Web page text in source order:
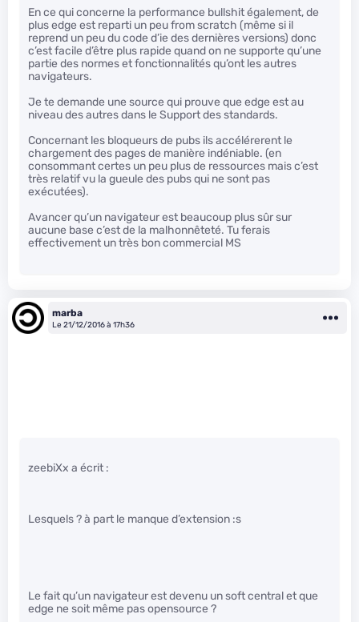
En ce qui concerne la performance bullshit également, de
plus edge est reparti un peu from scratch (même si il
reprend un peu du code d’ie des dernières versions) donc
c’est facile d’être plus rapide quand on ne supporte qu’une
partie des normes et fonctionnalités qu’ont les autres
navigateurs.
Je te demande une source qui prouve que edge est au
niveau des autres dans le Support des standards.
Concernant les bloqueurs de pubs ils accélérerent le
chargement des pages de manière indéniable. (en
consommant certes un peu plus de ressources mais c’est
très relatif vu la gueule des pubs qui ne sont pas
exécutées).
Avancer qu’un navigateur est beaucoup plus sûr sur
aucune base c’est de la malhonnêteté. Tu ferais
effectivement un très bon commercial MS
marba
Le 21/12/2016 à 17h36
zeebiXx a écrit :
Lesquels ? à part le manque d’extension :s
Le fait qu’un navigateur est devenu un soft central et que
edge ne soit même pas opensource ?